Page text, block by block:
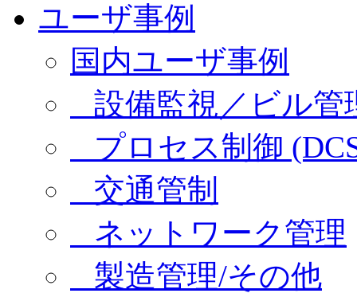
ユーザ事例
国内ユーザ事例
設備監視／ビル管
プロセス制御
交通管制
ネットワーク管理
製造管理/その他